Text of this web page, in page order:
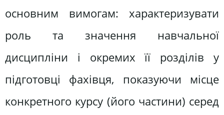
основним вимогам: характеризувати
роль та значення навчальної
дисципліни і окремих її розділів у
підготовці фахівця, показуючи місце
конкретного курсу (його частини) серед